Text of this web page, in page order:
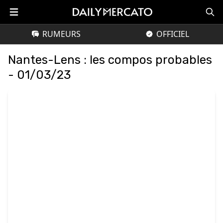
RUMEURS OFFICIEL
Nantes-Lens : les compos probables
- 01/03/23